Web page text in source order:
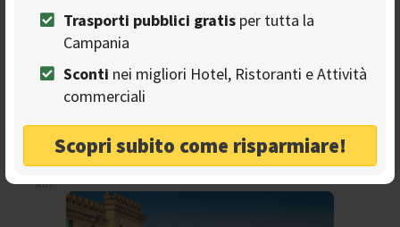
Trasporti pubblici gratis per tutta la
Campania
Sconti nei migliori Hotel, Ristoranti e Attività
commerciali
Scopri subito come risparmiare!
Seguici sulla nostra
pagina Facebook
Ads